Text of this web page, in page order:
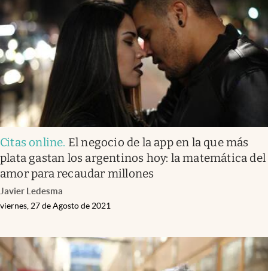
Infotechnology
Clase
Clima
Mundial 2026
Eventos Corporativos
El Cronista Studio
Mediakit
abre en nueva pestaña
Argentina
Citas online. El negocio de la app en la que más
plata gastan los argentinos hoy: la matemática del
amor para recaudar millones
Javier Ledesma
viernes, 27 de Agosto de 2021